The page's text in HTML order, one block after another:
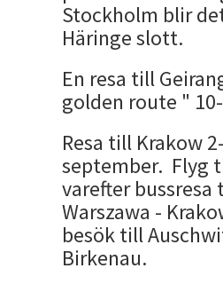
Stockholm blir
Häringe slott.
En resa till
golden route "
Resa till Krakow
september. Flyg
varefter bussresa
Warszawa -
besök till
Birkenau.